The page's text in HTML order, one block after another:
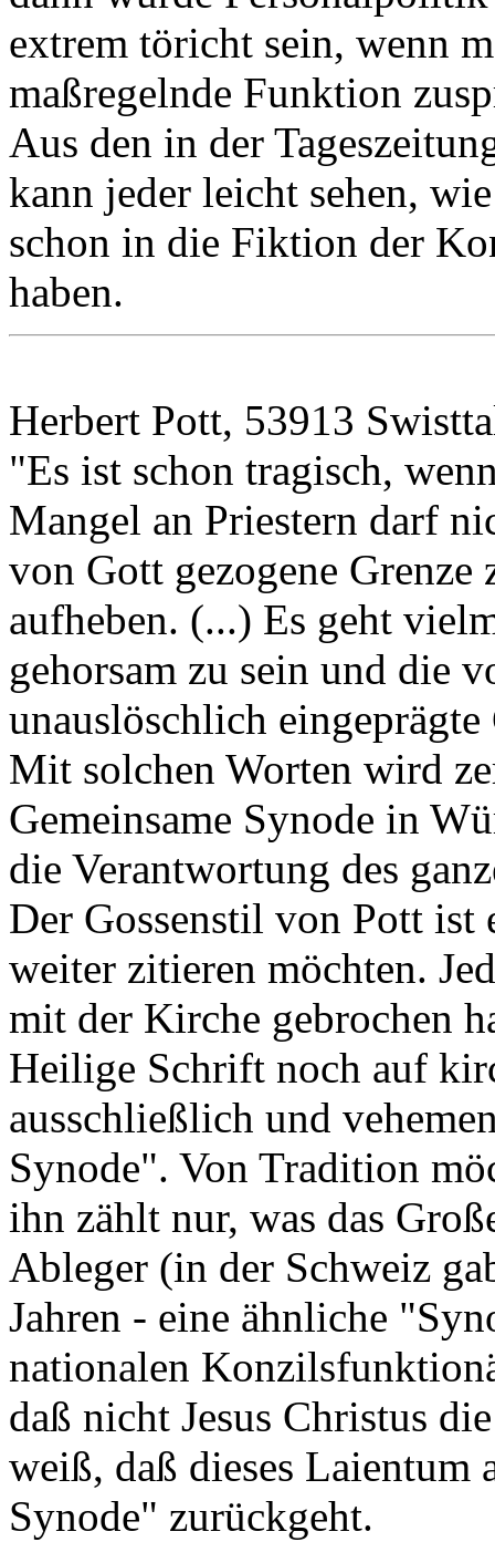
extrem töricht sein, wenn
maßregelnde Funktion
Aus den in der
kann jeder leicht sehen,
schon in die Fiktion der
haben.
Herbert Pott, 53913
"Es ist schon tragisch,
Mangel an Priestern darf
von Gott gezogene
aufheben. (...) Es geht
gehorsam zu sein und die
unauslöschlich
Mit solchen Worten wird
Gemeinsame Synode in
die Verantwortung des
Der Gossenstil von Pott
weiter zitieren möchten.
mit der Kirche gebrochen
Heilige Schrift noch auf
ausschließlich und
Synode". Von Tradition
ihn zählt nur, was das
Ableger (in der Schweiz
Jahren - eine ähnliche
nationalen
daß nicht Jesus Christus
weiß, daß dieses
Synode" zurückgeht.